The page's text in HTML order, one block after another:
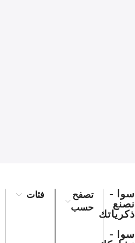
سوا -
نصنع
ذكرياتك
سوا -
تصفح
حسب
فئات